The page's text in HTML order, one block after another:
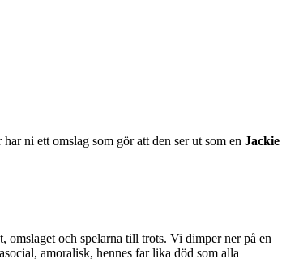
ni ett omslag som gör att den ser ut som en Jackie
och spelarna till trots. Vi dimper ner på en
amoralisk, hennes far lika död som alla